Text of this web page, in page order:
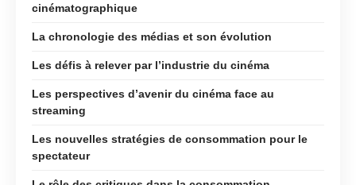
cinématographique
La chronologie des médias et son évolution
Les défis à relever par l’industrie du cinéma
Les perspectives d’avenir du cinéma face au
streaming
Les nouvelles stratégies de consommation pour le
spectateur